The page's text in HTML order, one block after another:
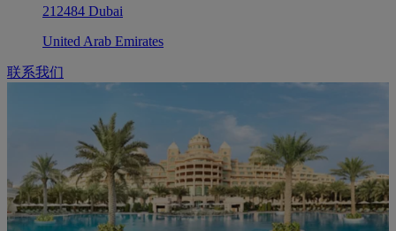
212484 Dubai
United Arab Emirates
联系我们